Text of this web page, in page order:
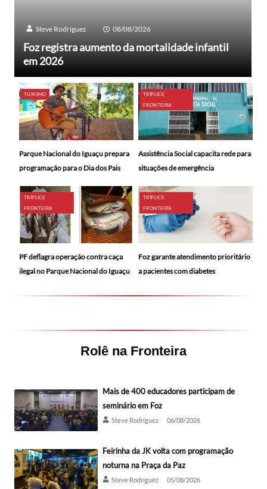
Steve Rodríguez 08/08/2026
Foz registra aumento da mortalidade infantil
em 2026
TURISMO
Parque Nacional do Iguaçu prepara
programação para o Dia dos Pais
TRÍPLICE
FRONTEIRA
Assistência Social capacita rede para
situações de emergência
TRÍPLICE
FRONTEIRA
PF deflagra operação contra caça
ilegal no Parque Nacional do Iguaçu
TRÍPLICE
FRONTEIRA
Foz garante atendimento prioritário
a pacientes com diabetes
Rolê na Fronteira
Mais de 400 educadores participam de
seminário em Foz
Steve Rodríguez 06/08/2026
Feirinha da JK volta com programação
noturna na Praça da Paz
Steve Rodríguez 05/08/2026